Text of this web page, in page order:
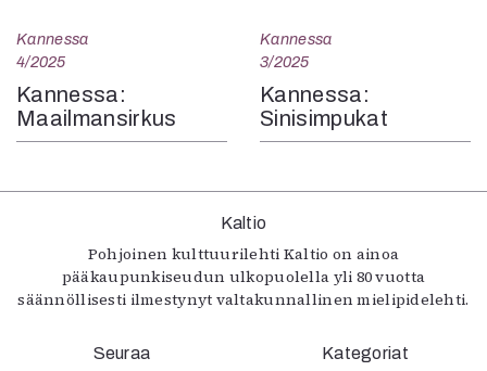
Kannessa
4/2025
Kannessa:
Maailmansirkus
Kannessa
3/2025
Kannessa:
Sinisimpukat
Kaltio
Pohjoinen kulttuurilehti Kaltio on ainoa
pääkaupunkiseudun ulkopuolella yli 80 vuotta
säännöllisesti ilmestynyt valtakunnallinen mielipidelehti.
Seuraa Kategoriat